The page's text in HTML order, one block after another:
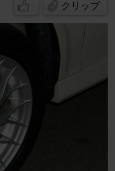
クリップ